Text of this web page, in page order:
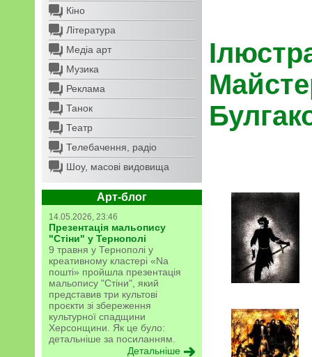
Кіно
Література
Медіа арт
Музика
Реклама
Танок
Театр
Телебачення, радіо
Шоу, масові видовища
Арт-блог
14.05.2026, 23:46
Презентація мальопису
"Стіни" у Тернополі
9 травня у Тернополі у
креативному кластері «Na
пошті» пройшла презентація
мальопису "Стіни", який
представив три культові
проєкти зі збереження
культурної спадщини
Херсонщини. Як це було:
детальніше за посиланням.
Детальніше